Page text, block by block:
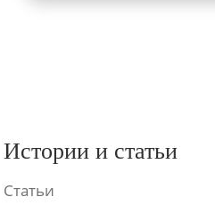
Истории и статьи
Статьи